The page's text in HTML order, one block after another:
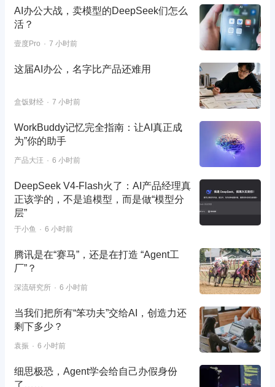
AI办公大战，卖模型的DeepSeek们怎么
活？
壹度Pro 7 小时前
这届AI办公，名字比产品还难用
盒饭财经 7 小时前
WorkBuddy记忆完全指南：让AI真正成
为”你的助手
产品大汪 6 小时前
DeepSeek V4-Flash火了：AI产品经理真
正该学的，不是追模型，而是做“模型分
层”
于小鱼 6 小时前
腾讯是在“赛马”，还是在打造 “Agent工
厂”？
深流研究所 6 小时前
当我们把所有“笨功夫”交给AI，创造力还
剩下多少？
袁振 6 小时前
细思极恐，Agent学会给自己办假身份
了……